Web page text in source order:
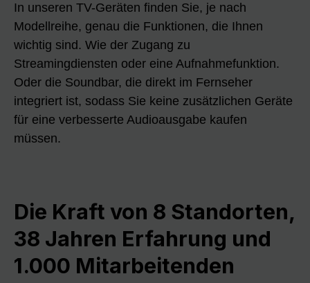
In unseren TV-Geräten finden Sie, je nach
Modellreihe, genau die Funktionen, die Ihnen
wichtig sind. Wie der Zugang zu
Streamingdiensten oder eine Aufnahmefunktion.
Oder die Soundbar, die direkt im Fernseher
integriert ist, sodass Sie keine zusätzlichen Geräte
für eine verbesserte Audioausgabe kaufen
müssen.
Die Kraft von 8 Standorten,
38 Jahren Erfahrung und
1.000 Mitarbeitenden